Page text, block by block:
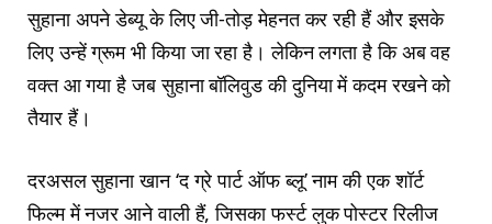
सुहाना अपने डेब्यू के लिए जी-तोड़ मेहनत कर रही हैं और इसके
लिए उन्हें ग्रूम भी किया जा रहा है। लेकिन लगता है कि अब वह
वक्त आ गया है जब सुहाना बॉलिवुड की दुनिया में कदम रखने को
तैयार हैं।
दरअसल सुहाना खान ‘द ग्रे पार्ट ऑफ ब्लू’ नाम की एक शॉर्ट
फिल्म में नजर आने वाली हैं, जिसका फर्स्ट लुक पोस्टर रिलीज